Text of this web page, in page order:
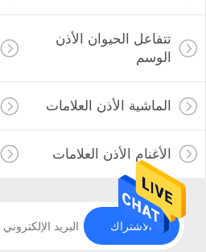
تتفاعل الحيوان الأذن
الوسم
الماشية الأذن العلامات
الأغنام الأذن العلامات
الاشتراك